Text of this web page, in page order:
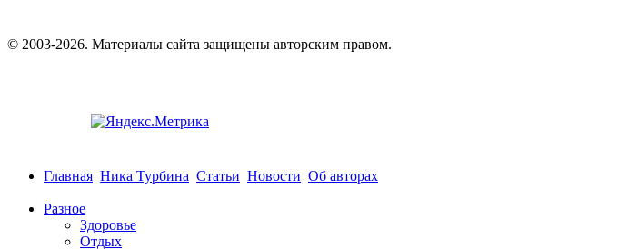
© 2003-2026. Материалы сайта защищены авторским правом.
Главная Ника Турбина Статьи Новости Об авторах
Разное
Здоровье
Отдых